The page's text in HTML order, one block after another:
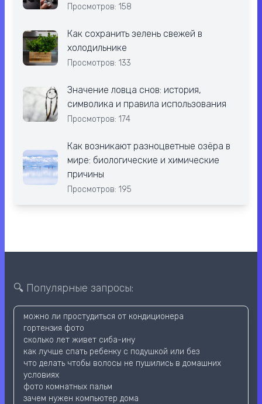
Просмотров: 158
Как сохранить зелень свежей в
холодильнике
Просмотров: 133
Значение ловца снов: история,
символика и правила использования
Просмотров: 174
Как возникают разноцветные озёра в
мире: биологические и химические
причины
Просмотров: 195
🔍 Популярные запросы:
можно ли простудиться от кондиционера
гортензия фото
сколько лет живет сиба-ину
как лучше спать ребенку с подушкой или без
что делать чтобы волосы не пушились в домашних
условиях
фото комнатных пальм
зачем нужен компьютер дома